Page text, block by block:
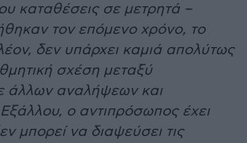
καταθέσεις σε μετρητά –
τον επόμενο χρόνο, το
δεν υπάρχει καμιά απολύτως
σχέση μεταξύ
άλλων αναλήψεων και
ο αντιπρόσωπος έχει
μπορεί να διαψεύσει τις